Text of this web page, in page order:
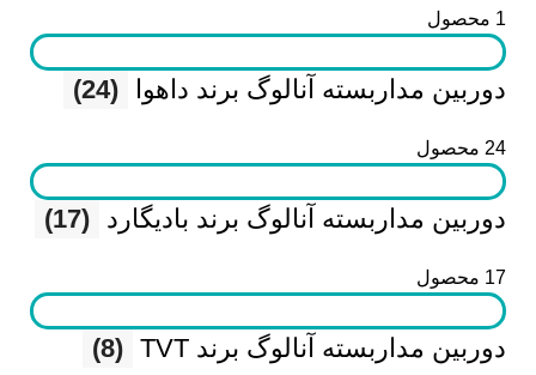
1 محصول
دوربین مداربسته آنالوگ برند داهوا (24)
24 محصول
دوربین مداربسته آنالوگ برند بادیگارد (17)
17 محصول
دوربین مداربسته آنالوگ برند TVT (8)